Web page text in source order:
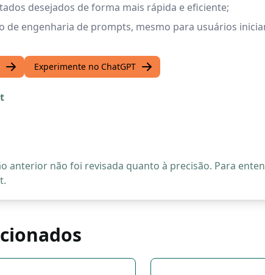
desejados de forma mais rápida e eficiente;
de engenharia de prompts, mesmo para usuários
Experimente no ChatGPT
anterior não foi revisada quanto à precisão. Para